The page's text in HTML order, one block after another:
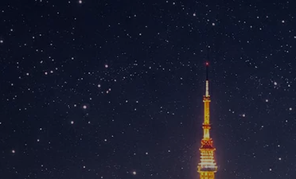
運命予報占い
運命予報占いとは